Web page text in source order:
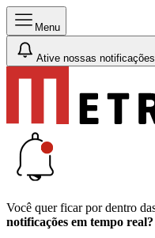
Menu
Ative nossas notificações
Você quer ficar por dentro
notificações em tempo real?